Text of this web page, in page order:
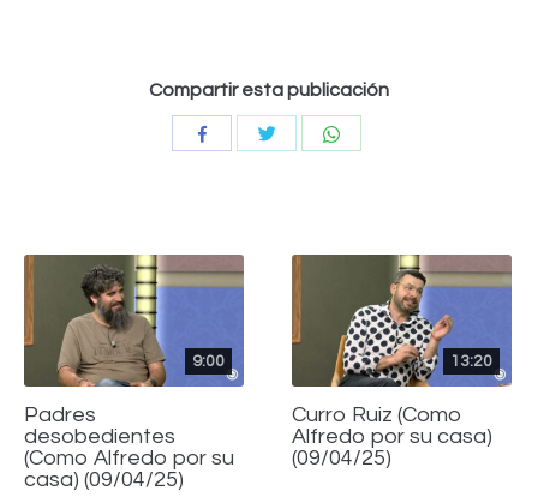
Compartir esta publicación
CompartirCompartir
9:00
Padres
desobedientes
(Como Alfredo por su
casa) (09/04/25)
13:20
Curro Ruiz (Como
Alfredo por su casa)
(09/04/25)